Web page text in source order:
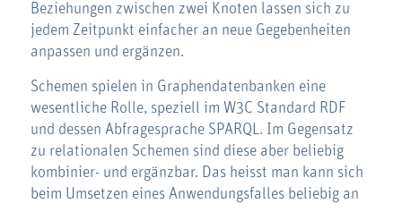
Beziehungen zwischen zwei Knoten lassen sich zu
jedem Zeitpunkt einfacher an neue Gegebenheiten
anpassen und ergänzen.
Schemen spielen in Graphendatenbanken eine
wesentliche Rolle, speziell im W3C Standard RDF
und dessen Abfragesprache SPARQL. Im Gegensatz
zu relationalen Schemen sind diese aber beliebig
kombinier- und ergänzbar. Das heisst man kann sich
beim Umsetzen eines Anwendungsfalles beliebig an